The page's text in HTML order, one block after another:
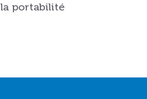
portabilité